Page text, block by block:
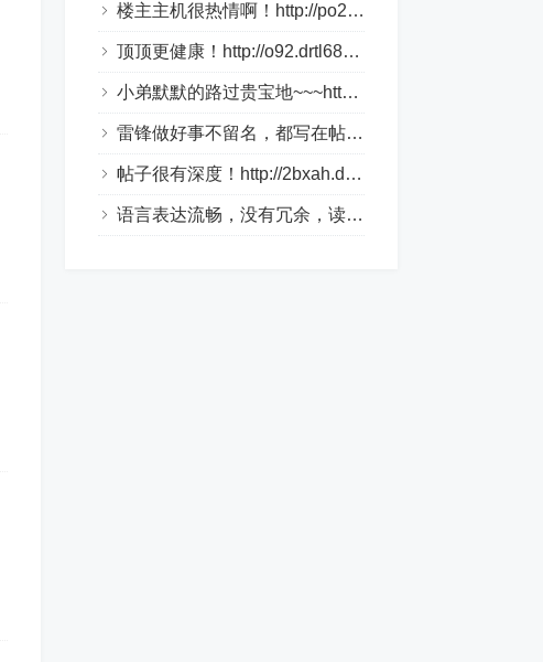
楼主主机很热情啊！http://po2.bbmpg.com/
顶顶更健康！http://o92.drtl688.com/
小弟默默的路过贵宝地~~~http://bztn9s.dlqyt.com/
雷锋做好事不留名，都写在帖子里！http://4tge4.drtl688.com/
帖子很有深度！http://2bxah.dlqyt.com/
语言表达流畅，没有冗余，读起来很舒服。http://xo310.drtl688.com/